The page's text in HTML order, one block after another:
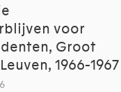
voor
Groot
1966-1967